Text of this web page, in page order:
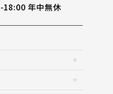
18:00 年中無休